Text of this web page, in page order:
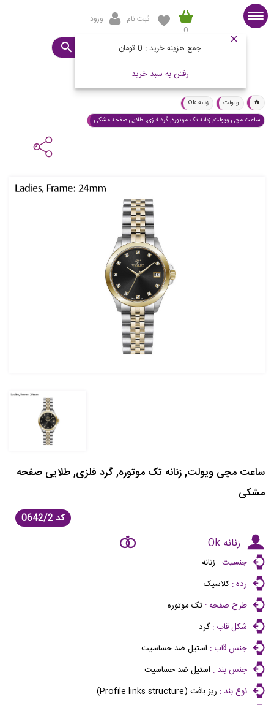
0
جمع هزینه خرید :
رفتن به سبد خرید
ثبت نام ورود
ساعت مورد نظرتان چیست؟
ویولت
زنانه Ok
ساعت مچی ویولت, زنانه تک موتوره, گرد فلزی, طلایی صفحه مشکی
ساعت مچی ویولت, زنانه تک موتوره, گرد فلزی, طلایی صفحه
مشکی
کد
زنانه Ok
جنسیت : زنانه
رده : کلاسیک
طرح صفحه : تک موتوره
شکل قاب :گرد
جنس قاب : استیل ضد حساسیت
جنس بند : استیل ضد حساسیت
نوع بند : ریز بافت (Profile links structure)